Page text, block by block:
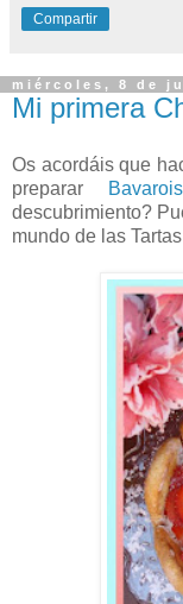
Compartir
miércoles, 8 de
Mi primera
Os acordáis que
preparar
Bavarois
descubrimiento?
mundo de las